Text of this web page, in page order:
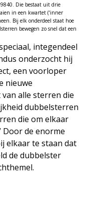
Die bestaat uit drie
in een kwartet (‘inner
Bij elk onderdeel staat hoe
bewegen zo snel dat een
integendeel
onderzocht hij
een voorloper
nieuwe
alle sterren die
dubbelsterren
die om elkaar
Door de enorme
elkaar te staan dat
de dubbelster